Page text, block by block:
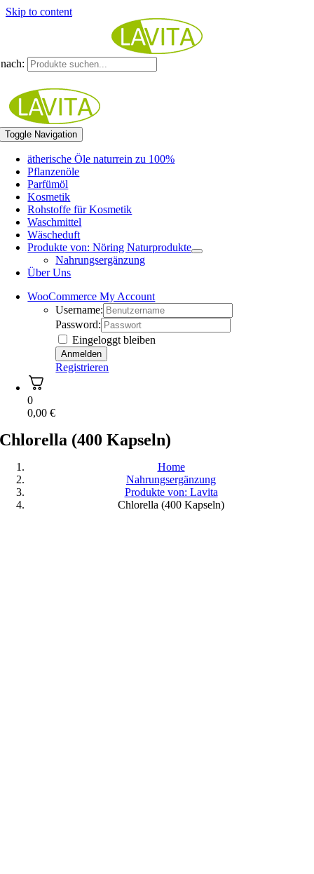
Skip to content
Toggle Navigation
ätherische Öle naturrein zu 100%
Pflanzenöle
Parfümöl
Kosmetik
Rohstoffe für Kosmetik
Waschmittel
Wäscheduft
Produkte von: Nöring Naturprodukte
Nahrungsergänzung
Über Uns
WooCommerce My Account
Username:
Password:
Eingeloggt bleiben
Registrieren
0
0,00€
Chlorella (400 Kapseln)
Home
Nahrungsergänzung
Produkte von: Lavita
Chlorella (400 Kapseln)